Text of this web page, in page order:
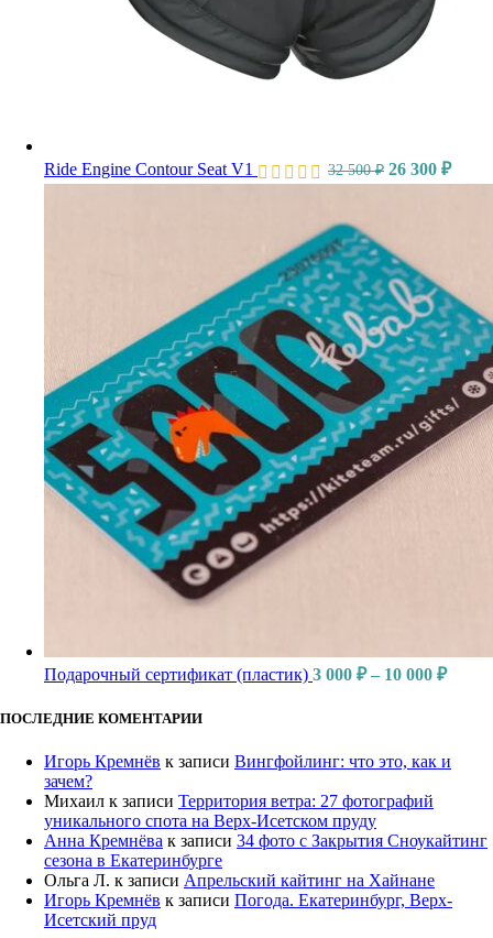
Ride Engine Contour Seat V1 32 500₽ 26 300 ₽
Подарочный сертификат (пластик) 3 000 ₽ – 10 000 ₽
ПОСЛЕДНИЕ КОМЕНТАРИИ
Игорь Кремнёв к записи Вингфойлинг: что это, как и
зачем?
Михаил к записи Территория ветра: 27 фотографий
уникального спота на Верх-Исетском пруду
Анна Кремнёва к записи 34 фото с Закрытия Сноукайтинг
сезона в Екатеринбурге
Ольга Л. к записи Апрельский кайтинг на Хайнане
Игорь Кремнёв к записи Погода. Екатеринбург, Верх-
Исетский пруд